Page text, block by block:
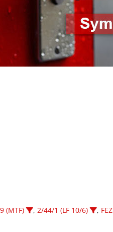
(MTF) , 2/44/1 (LF 10/6) , FEZ